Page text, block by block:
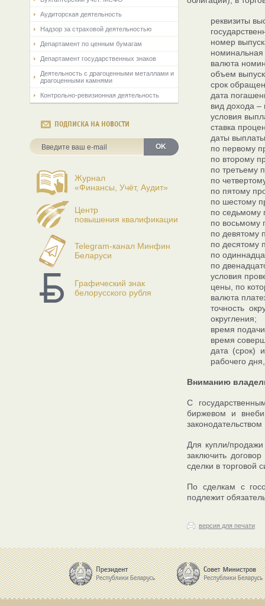
Аудиторская деятельность
Надзор за страховой деятельностью
Департамент по ценным бумагам
Департамент государственных знаков
Деятельность с драгоценными металлами и
драгоценными камнями
Контрольно-ревизионная деятельность
ПОДПИСКА НА НОВОСТИ
OK
Журнал
«Финансы, Учёт, Аудит»
Центр
повышения квалификации
Telegram-канал Минфин
Беларуси
Графический знак
белорусского рубля
реквизиты
номер
валюта
объем
срок
дата
вид дохода –
условия
ставка
даты
по первому
по второму
по третьему
по
по пятому
по шестому
по седьмому
по восьмому
по девятому
по десятому
по
по
условия
цены, по
валюта
точность
округления;
время
время
дата (срок)
рабочего
Вниманию
С
биржевом и
Для купли/
заключить
сделки в торговой
По сделкам с
подлежит
версия для печати